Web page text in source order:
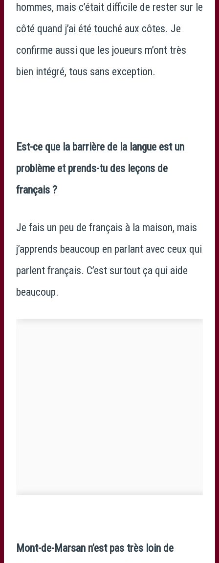
hommes, mais c’était difficile de rester sur le
côté quand j’ai été touché aux côtes. Je
confirme aussi que les joueurs m’ont très
bien intégré, tous sans exception.
Est-ce que la barrière de la langue est un
problème et prends-tu des leçons de
français ?
Je fais un peu de français à la maison, mais
j’apprends beaucoup en parlant avec ceux qui
parlent français. C’est surtout ça qui aide
beaucoup.
Mont-de-Marsan n’est pas très loin de